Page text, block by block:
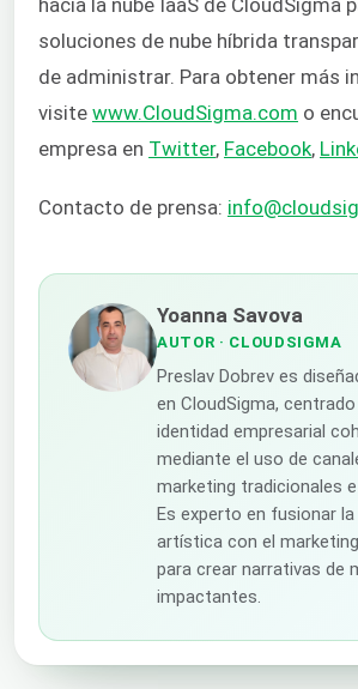
hacia la nube IaaS de CloudSigma
soluciones de nube híbrida
de administrar. Para obtener más
visite www.CloudSigma.com o
empresa en Twitter, Facebook,
Contacto de prensa:
Yoanna Savova
AUTOR · CLOUDSIGMA
Preslav Dobrev es
en CloudSigma,
identidad empresarial
mediante el uso de
marketing tradicionales
Es experto en fusionar la
artística con el
para crear narrativas de
impactantes.